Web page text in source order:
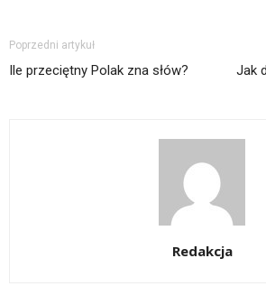
Poprzedni artykuł
Ile przeciętny Polak zna słów? Jak
Redakcja